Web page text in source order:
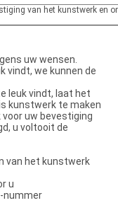
van het kunstwerk en
uw wensen.
vindt, we kunnen de
leuk vindt, laat het
kunstwerk te maken
uw bevestiging
u voltooit de
van het kunstwerk
u
nummer